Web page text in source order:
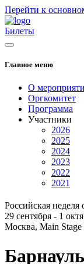
Перейти к
Билеты
Главное меню
О
Оргкомитет
Программа
Участники
2026
2025
2024
2023
2022
2021
Российская
29 сентября - 1
Москва, Main Stage